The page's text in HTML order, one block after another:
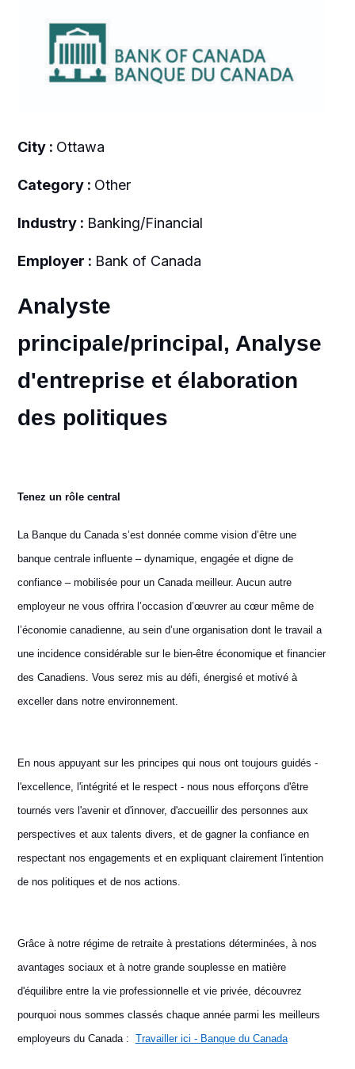
City : Ottawa
Category : Other
Industry : Banking/Financial
Employer : Bank of Canada
Analyste
principale/principal, Analyse
d'entreprise et élaboration
des politiques
Tenez un rôle central
La Banque du Canada s’est donnée comme vision d’être une
banque centrale influente – dynamique, engagée et digne de
confiance – mobilisée pour un Canada meilleur. Aucun autre
employeur ne vous offrira l’occasion d’œuvrer au cœur même de
l’économie canadienne, au sein d’une organisation dont le travail a
une incidence considérable sur le bien-être économique et financier
des Canadiens. Vous serez mis au défi, énergisé et motivé à
exceller dans notre environnement.
En nous appuyant sur les principes qui nous ont toujours guidés -
l'excellence, l'intégrité et le respect - nous nous efforçons d'être
tournés vers l'avenir et d'innover, d'accueillir des personnes aux
perspectives et aux talents divers, et de gagner la confiance en
respectant nos engagements et en expliquant clairement l'intention
de nos politiques et de nos actions.
Grâce à notre régime de retraite à prestations déterminées, à nos
avantages sociaux et à notre grande souplesse en matière
d'équilibre entre la vie professionnelle et vie privée, découvrez
pourquoi nous sommes classés chaque année parmi les meilleurs
employeurs du Canada : Travailler ici - Banque du Canada